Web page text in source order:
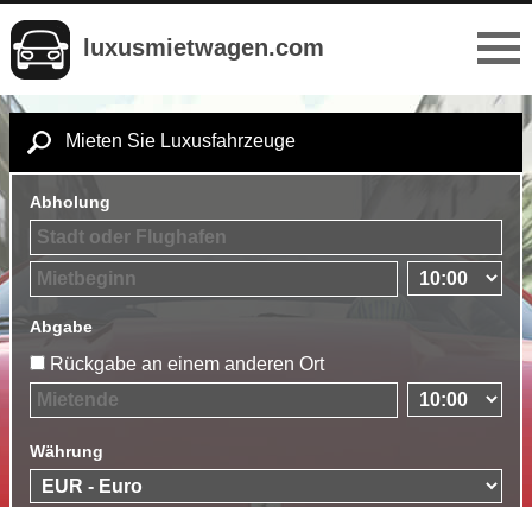
luxusmietwagen.com
Mieten Sie Luxusfahrzeuge
Abholung
Abgabe
Rückgabe an einem anderen Ort
Währung